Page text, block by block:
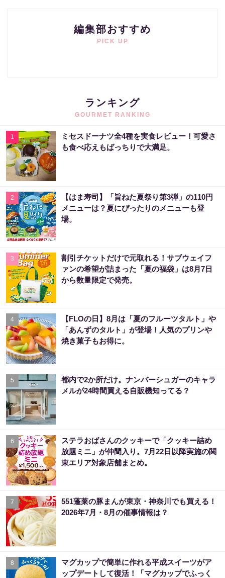
編集部おすすめ
PICK UP
ランキング
GOURMET RANKING
1
ミセスドーナツ全4種を実食レビュー！可愛さ
も食べ応えもばっちりで大満足。
2
【はま寿司】「旨ねた夏祭り第3弾」の110円
メニューは？夏にぴったりのメニューも登
場。
3
割引チケットだけで元取れる！サブウェイフ
ァンの希望が詰まった「夏の福袋」は8月7日
から数量限定で発売。
4
【FLOの日】8月は「夏のフルーツタルト」や
「あんずのタルト」が登場！人気のプリンや
焼き菓子もお得に。
5
都内で2か所だけ。ナンバーシュガーのキャラ
メルが24時間買える自販機知ってる？
6
ステラおばさんのクッキーで「クッキー詰め
放題ミニ」が仲間入り。7月22日以降実施の関
東エリア対象店舗まとめ。
7
551蓬莱の豚まんが東京・神奈川でも買える！
2026年7月・8月の催事情報は？
8
マグカップで簡単に作れる平成スイーツがア
ップデートして復活！「マグカップでふっく